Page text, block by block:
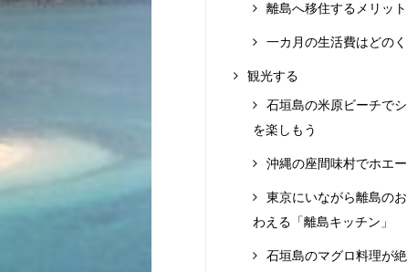
離島へ移住するメリット
一カ月の生活費はどの
観光する
石垣島の米原ビーチで
を楽しもう
沖縄の座間味村でホエ
東京にいながら離島の
わえる「離島キッチン」
石垣島のマグロ料理が